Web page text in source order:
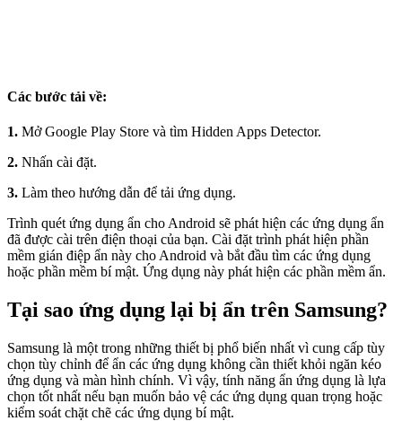
Các bước tải về:
1. Mở Google Play Store và tìm Hidden Apps Detector.
2. Nhấn cài đặt.
3. Làm theo hướng dẫn để tải ứng dụng.
Trình quét ứng dụng ẩn cho Android sẽ phát hiện các ứng dụng ẩn
đã được cài trên điện thoại của bạn. Cài đặt trình phát hiện phần
mềm gián điệp ẩn này cho Android và bắt đầu tìm các ứng dụng
hoặc phần mềm bí mật. Ứng dụng này phát hiện các phần mềm ẩn.
Tại sao ứng dụng lại bị ẩn trên Samsung?
Samsung là một trong những thiết bị phổ biến nhất vì cung cấp tùy
chọn tùy chỉnh để ẩn các ứng dụng không cần thiết khỏi ngăn kéo
ứng dụng và màn hình chính. Vì vậy, tính năng ẩn ứng dụng là lựa
chọn tốt nhất nếu bạn muốn bảo vệ các ứng dụng quan trọng hoặc
kiểm soát chặt chẽ các ứng dụng bí mật.